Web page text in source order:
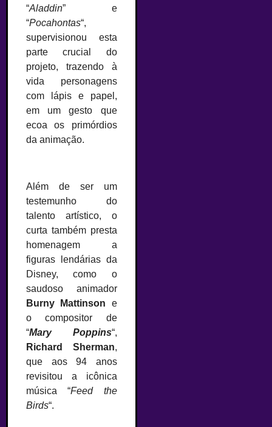
“Aladdin” e
“Pocahontas“,
supervisionou esta
parte crucial do
projeto, trazendo à
vida personagens
com lápis e papel,
em um gesto que
ecoa os primórdios
da animação.
Além de ser um
testemunho do
talento artístico, o
curta também presta
homenagem a
figuras lendárias da
Disney, como o
saudoso animador
Burny Mattinson e
o compositor de
“Mary Poppins“,
Richard Sherman,
que aos 94 anos
revisitou a icônica
música “Feed the
Birds“.